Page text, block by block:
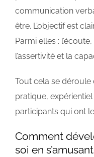
communication
être. L’objectif est
Parmi elles :
l’assertivité et la
Tout cela se déroule
pratique,
participants qui ont
Comment
soi en s’amusant